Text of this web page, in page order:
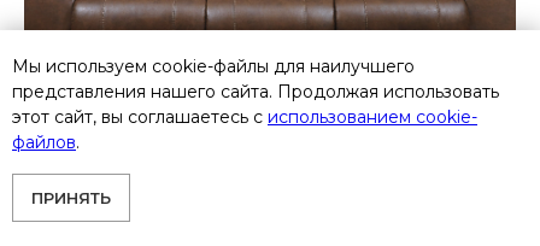
Мы используем cookie-файлы для наилучшего
представления нашего сайта. Продолжая использовать
этот сайт, вы соглашаетесь с использованием cookie-
файлов.
ПРИНЯТЬ